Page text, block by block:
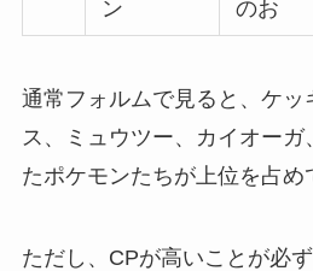
ン のお
通常フォルムで見ると、ケッ
ス、ミュウツー、カイオー
たポケモンたちが上位を占め
ただし、CPが高いことが必